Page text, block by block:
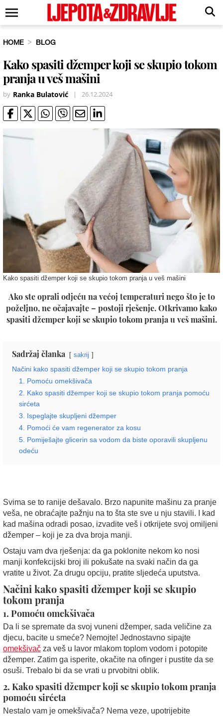
HOME BLOG
Kako spasiti džemper koji se skupio tokom
pranja u veš mašini
by Ranka Bulatović | 26.12.2024
Kako spasiti džemper koji se skupio tokom pranja u veš mašini
Ako ste oprali odjeću na većoj temperaturi nego što je to
poželjno, ne očajavajte – postoji rješenje. Otkrivamo kako
spasiti džemper koji se skupio tokom pranja u veš mašini.
Sadržaj članka sakrij
Načini kako spasiti džemper koji se skupio tokom pranja
1. Pomoću omekšivača
2. Kako spasiti džemper koji se skupio tokom pranja pomoću
sirćeta
3. Ispeglajte skupljeni džemper
4. Pomoći će vam regenerator za kosu
5. Pomiješajte glicerin sa vodom da biste oporavili skupljenu
odeću
Svima se to ranije dešavalo. Brzo napunite mašinu za pranje
veša, ne obraćajte pažnju na to šta ste sve u nju stavili. I kad
kad mašina odradi posao, izvadite veš i otkrijete svoj omiljeni
džemper – koji je za dva broja manji.
Ostaju vam dva rješenja: da ga poklonite nekom ko nosi
manji konfekcijski broj ili pokušate na svaki način da ga
vratite u život. Za drugu opciju, pratite sljedeća uputstva.
Načini kako spasiti džemper koji se skupio
tokom pranja
1. Pomoću omekšivača
Da li se spremate da svoj vuneni džemper, sada veličine za
djecu, bacite u smeće? Nemojte! Jednostavno sipajte
omekšivač za veš u lavor mlakom toplom vodom i potopite
džemper. Zatim ga isperite, okačite na ofinger i pustite da se
osuši. Trebalo bi da se vrati u prvobitni oblik.
2. Kako spasiti džemper koji se skupio tokom pranja
pomoću sirćeta
Nestalo vam je omekšivača? Nema veze, upotrijebite